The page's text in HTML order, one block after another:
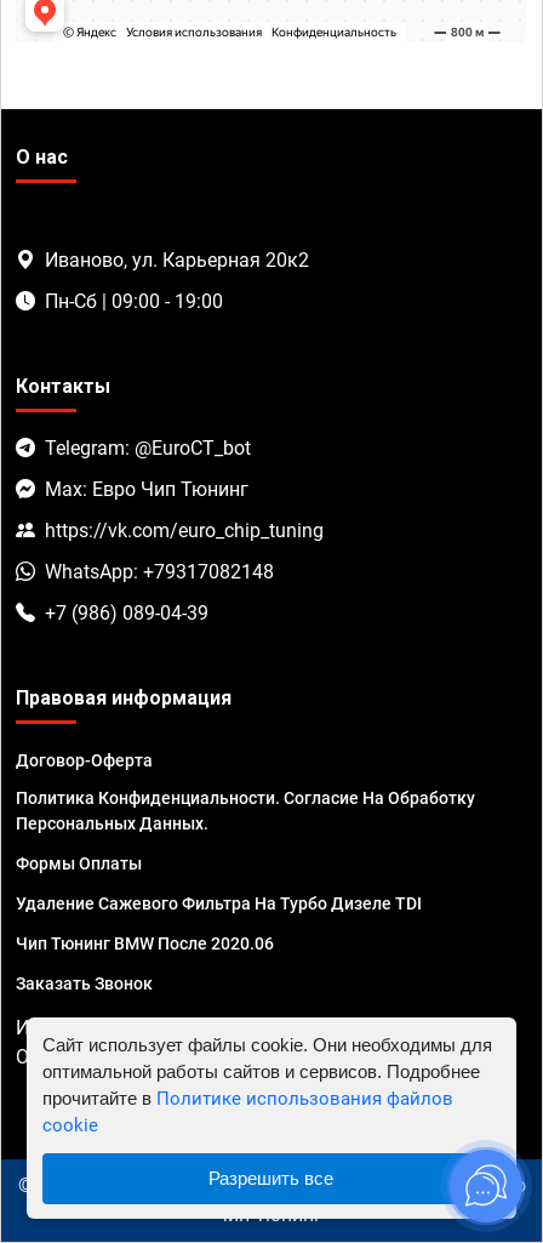
О нас
Иваново, ул. Карьерная 20к2
Пн-Сб | 09:00 - 19:00
Контакты
Telegram: @EuroCT_bot
Max: Евро Чип Тюнинг
https://vk.com/euro_chip_tuning
WhatsApp: +79317082148
+7 (986) 089-04-39
Правовая информация
Договор-Оферта
Политика Конфиденциальности. Согласие На Обработку
Персональных Данных.
Формы Оплаты
Удаление Сажевого Фильтра На Турбо Дизеле TDI
Чип Тюнинг BMW После 2020.06
Заказать Звонок
ИП Смирнов Георгий Павлович. ИНН 781302555843,
ОГРНИП 324470400032610
© 2010 - 2026 Чип тюнинг в Иваново - Автосервис "Евро
Чип Тюнинг"
Сайт использует файлы cookie. Они необходимы для
оптимальной работы сайтов и сервисов. Подробнее
прочитайте в Политике использования файлов
cookie
Разрешить все